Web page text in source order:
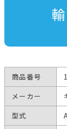
商品番号
メーカー
型式